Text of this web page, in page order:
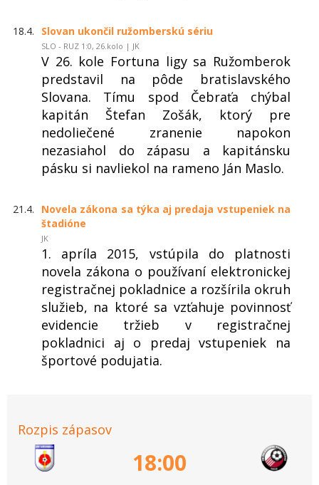
18.4. Slovan ukončil ružomberskú sériu
SLO - RUZ 1:0, 26.kolo | JK
V 26. kole Fortuna ligy sa Ružomberok
predstavil na pôde bratislavského
Slovana. Tímu spod Čebraťa chýbal
kapitán Štefan Zošák, ktorý pre
nedoliečené zranenie napokon
nezasiahol do zápasu a kapitánsku
pásku si navliekol na rameno Ján Maslo.
21.4.
Novela zákona sa týka aj predaja vstupeniek na
štadióne
JK
1. apríla 2015, vstúpila do platnosti
novela zákona o používaní elektronickej
registračnej pokladnice a rozšírila okruh
služieb, na ktoré sa vzťahuje povinnosť
evidencie tržieb v registračnej
pokladnici aj o predaj vstupeniek na
športové podujatia.
Rozpis zápasov
18:00